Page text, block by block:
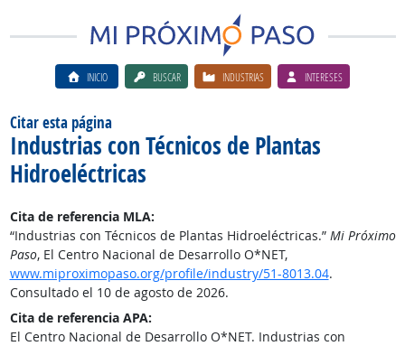
INICIO BUSCAR INDUSTRIAS INTERESES
Citar esta página
Industrias con Técnicos de Plantas
Hidroeléctricas
Cita de referencia MLA:
“Industrias con Técnicos de Plantas Hidroeléctricas.” Mi Próximo
Paso, El Centro Nacional de Desarrollo O*NET,
www.miproximopaso.org/profile/industry/51-8013.04.
Consultado el 10 de agosto de 2026.
Cita de referencia APA:
El Centro Nacional de Desarrollo O*NET. Industrias con